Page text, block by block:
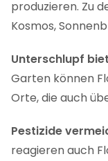
produzieren. Zu
Kosmos,
Unterschlupf
Garten können
Orte, die auch
Pestizide
reagieren auch